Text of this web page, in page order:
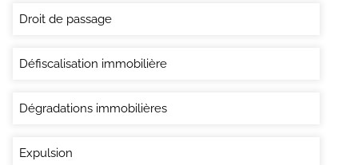
Droit de passage
Défiscalisation immobilière
Dégradations immobilières
Expulsion